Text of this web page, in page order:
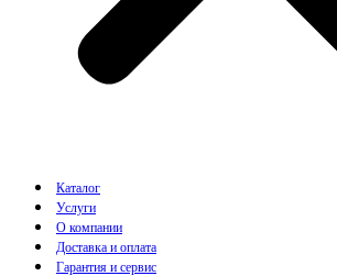
Каталог
Услуги
О компании
Доставка и оплата
Гарантия и сервис